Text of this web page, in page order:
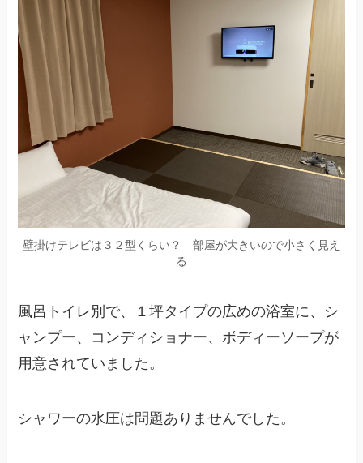
壁掛けテレビは３２型くらい？ 部屋が大きいので小さく見え
る
風呂トイレ別で、１坪タイプの広めの浴室に、シ
ャンプー、コンディショナー、ボディーソープが
用意されていました。
シャワーの水圧は問題ありませんでした。